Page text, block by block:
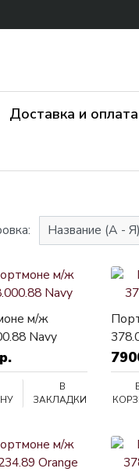
Доставка и оплата
м/ж
Navy
В
ЗАКЛАДКИ